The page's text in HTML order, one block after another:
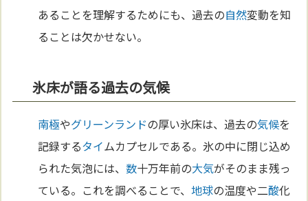
あることを理解するためにも、過去の自然変動を知
ることは欠かせない。
氷床が語る過去の気候
南極やグリーンランドの厚い氷床は、過去の気候を
記録するタイムカプセルである。氷の中に閉じ込め
られた気泡には、数十万年前の大気がそのまま残っ
ている。これを調べることで、地球の温度や二酸化